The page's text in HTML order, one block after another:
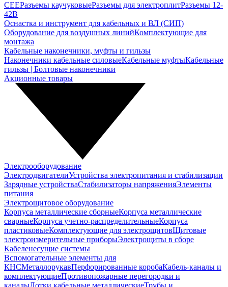
CEEРазъемы каучуковыеРазъемы для электроплитРазъемы 12-
42В
Оснастка и инструмент для кабельных и ВЛ (СИП)
Оборудование для воздушных линийКомплектующие для
монтажа
Кабельные наконечники, муфты и гильзы
Наконечники кабельные силовыеКабельные муфтыКабельные
гильзы | Болтовые наконечники
Акционные товары
Электрооборудование
ЭлектродвигателиУстройства электропитания и стабилизации
Зарядные устройстваСтабилизаторы напряженияЭлементы
питания
Электрощитовое оборудование
Корпуса металлические сборныеКорпуса металлические
сварныеКорпуса учетно-распределительныеКорпуса
пластиковыеКомплектующие для электрощитовЩитовые
электроизмерительные приборыЭлектрощиты в сборе
Кабеленесущие системы
Вспомогательные элементы для
КНСМеталлорукавПерфорированные коробаКабель-каналы и
комплектующиеПротивопожарные перегородки и
каналыЛотки кабельные металлическиеТрубы и